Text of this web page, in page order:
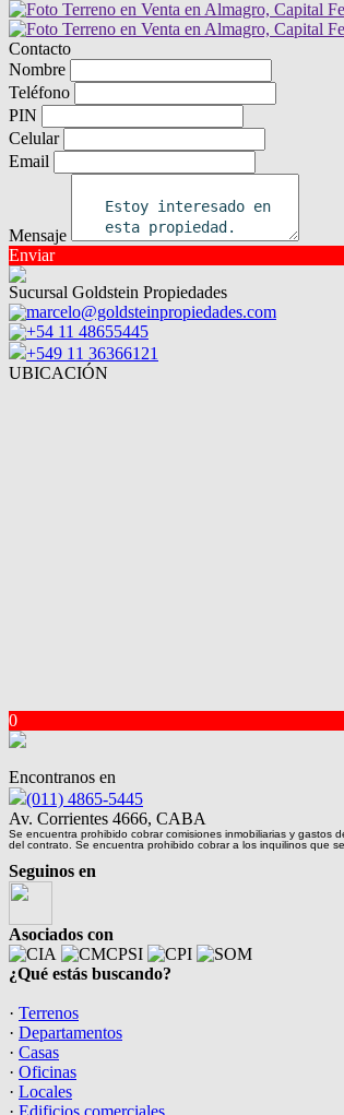
Contacto
Nombre
Teléfono
PIN
Celular
Email
Mensaje
Enviar
Sucursal Goldstein Propiedades
marcelo@goldsteinpropiedades.com
+54 11 48655445
+549 11 36366121
UBICACIÓN
0
Encontranos en
(011) 4865-5445
Av. Corrientes 4666, CABA
Se encuentra prohibido cobrar comisiones inmobiliarias y gastos
del contrato. Se encuentra prohibido cobrar a los inquilinos que
Seguinos en
Asociados con
¿Qué estás buscando?
· Terrenos
· Departamentos
· Casas
· Oficinas
· Locales
· Edificios comerciales